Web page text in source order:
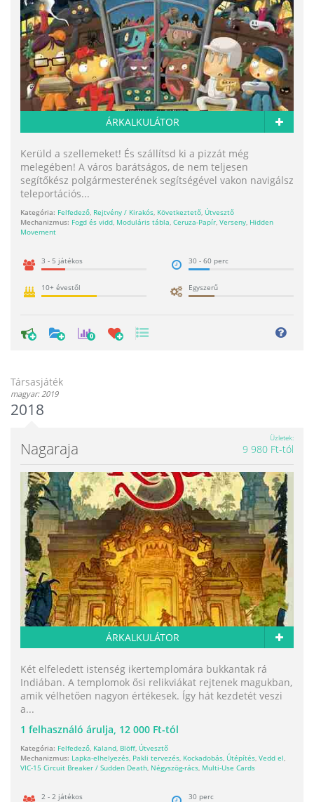
ÁRKALKULÁTOR
Kerüld a szellemeket! És szállítsd ki a pizzát még
melegében! A város barátságos, de nem teljesen
segítőkész polgármesterének segítségével vakon navigálsz
teleportációs...
Kategória: Felfedező Rejtvény / Kirakós Következtető Útvesztő
Mechanizmus: Fogd és vidd Moduláris tábla Ceruza-Papír Verseny Hidden
Movement
3 - 5 játékos 30 - 60 perc
10+ évestől Egyszerű
0
Társasjáték
magyar: 2019
2018
Nagaraja
Üzletek
9 980 Ft-tól
ÁRKALKULÁTOR
Két elfeledett istenség ikertemplomára bukkantak rá
Indiában. A templomok ősi relikviákat rejtenek magukban,
amik vélhetően nagyon értékesek. Így hát kezdetét veszi
a...
1 felhasználó árulja, 12 000 Ft-tól
Kategória: Felfedező Kaland Blöff Útvesztő
Mechanizmus: Lapka-elhelyezés Pakli tervezés Kockadobás Útépítés Vedd el
VIC-15 Circuit Breaker / Sudden Death Négyszög-rács Multi-Use Cards
2 - 2 játékos 30 perc